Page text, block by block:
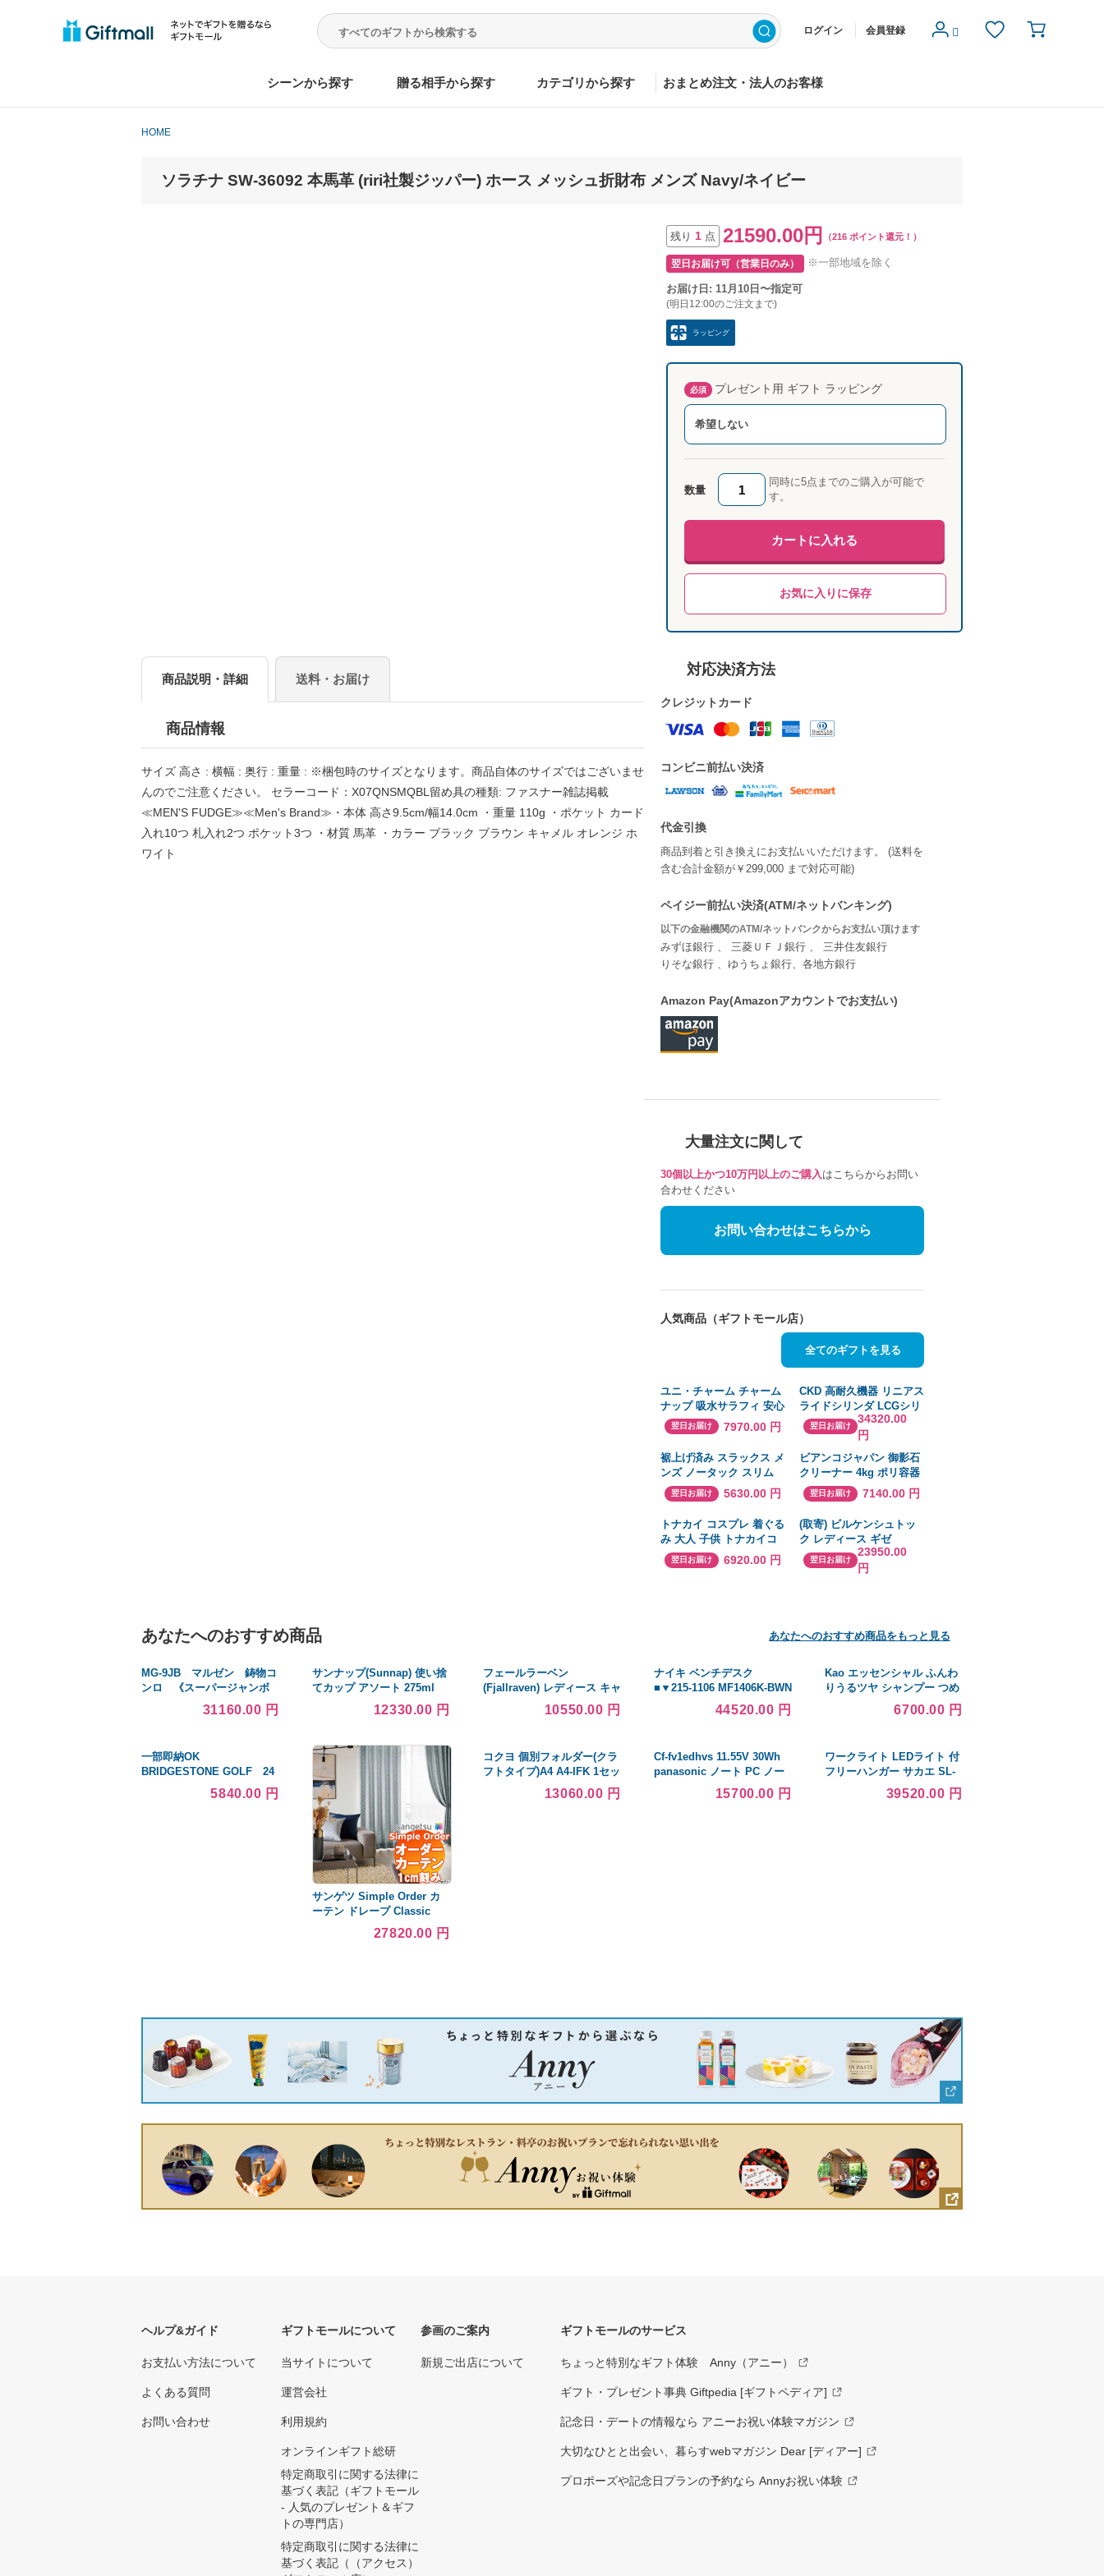
ログイン 会員登録
シーンから探す 贈る相手から探す カテゴリから探す おまとめ注文・法人のお客様
HOME
ソラチナ SW-36092 本馬革 (riri社製ジッパー) ホース メッシュ折財布 メンズ Navy/ネイビー
商品説明・詳細 送料・お届け
商品情報
サイズ 高さ : 横幅 : 奥行 : 重量 : ※梱包時のサイズとなります。商品自体のサイズではございませ
んのでご注意ください。 セラーコード：X07QNSMQBL留め具の種類: ファスナー雑誌掲載
≪MEN'S FUDGE≫≪Men's Brand≫・本体 高さ9.5cm/幅14.0cm ・重量 110g ・ポケット カード
入れ10つ 札入れ2つ ポケット3つ ・材質 馬革 ・カラー ブラック ブラウン キャメル オレンジ ホ
ワイト
残り 1 点 21590.00円 （216 ポイント還元！）
翌日お届け可（営業日のみ） ※一部地域を除く
お届け日: 11月10日〜指定可
(明日12:00のご注文まで)
ラッピング
必須 プレゼント用 ギフト ラッピング
希望しない
数量
同時に5点までのご購入が可能で
す。
カートに入れる
お気に入りに保存
対応決済方法
クレジットカード
コンビニ前払い決済
代金引換
商品到着と引き換えにお支払いいただけます。 (送料を
含む合計金額が￥299,000 まで対応可能)
ペイジー前払い決済(ATM/ネットバンキング)
以下の金融機関のATM/ネットバンクからお支払い頂けます
みずほ銀行 、 三菱ＵＦＪ銀行 、 三井住友銀行
りそな銀行 、ゆうちょ銀行、各地方銀行
Amazon Pay(Amazonアカウントでお支払い)
大量注文に関して
30個以上かつ10万円以上のご購入 はこちらからお問い
合わせください
お問い合わせはこちらから
人気商品（ギフトモール店）
全てのギフトを見る
ユニ・チャーム チャーム
ナップ 吸水サラフィ 安心
の少量用 44枚入
翌日お届け 7970.00 円
CKD 高耐久機器 リニアス
ライドシリンダ LCGシリ
ーズ HP LCG-16-30-
T3H3-D-A5-HP1
[A230101]
翌日お届け
34320.00
円
裾上げ済み スラックス メ
ンズ ノータック スリム
仕事 通勤 ロングパンツ
スラックス 黒 紺 無地 ロ
ーライズ ウォッシャブル
ビジネスパンツ ズボン
翌日お届け 5630.00 円
ビアンコジャパン 御影石
クリーナー 4kg ポリ容器
入り GS-101
翌日お届け 7140.00 円
トナカイ コスプレ 着ぐる
み 大人 子供 トナカイコ
ス トナカイコス クリスマ
ス衣装 鹿 カバーオール
翌日お届け 6920.00 円
(取寄) ビルケンシュトッ
ク レディース ギゼ
Birkenstock women
Birkenstock Gizeh
翌日お届け
23950.00
円
あなたへのおすすめ商品 あなたへのおすすめ商品をもっと見る
MG-9JB マルゼン 鋳物コ
ンロ 《スーパージャンボ
バーナー》 卓上用〈ジャ
ンボ〉 クリーブランド
31160.00 円
サンナップ(Sunnap) 使い捨
てカップ アソート 275ml
12330.00 円
フェールラーベン
(Fjallraven) レディース キャ
ップ 帽子 1960 Logo
Langtradarkeps
10550.00 円
ナイキ ベンチデスク
■▼215-1106 MF1406K-BWN
44520.00 円
Kao エッセンシャル ふんわ
りうるツヤ シャンプー つめ
かえ用 680ml ■▼683-7556
6700.00 円
一部即納OK
BRIDGESTONE GOLF 24
年春夏 B-03 半袖シャツ
AGM12A （無地ミニ鹿の
5840.00 円
サンゲツ Simple Order カ
ーテン ドレープ Classic
OP6670〜OP6673 お買い得
セットプラン SS仕様 約2倍
27820.00 円
コクヨ 個別フォルダー(クラ
フトタイプ)A4 A4-IFK 1セッ
13060.00 円
Cf-fv1edhvs 11.55V 30Wh
panasonic ノート PC ノー
トパソコン 純正 交換用バッ
15700.00 円
ワークライト LEDライト 付
フリーハンガー サカエ SL-
900 (61-9773-92)
39520.00 円
ヘルプ&ガイド
お支払い方法について
よくある質問
お問い合わせ
ギフトモールについて
当サイトについて
運営会社
利用規約
オンラインギフト総研
特定商取引に関する法律に
基づく表記（ギフトモール
- 人気のプレゼント＆ギフ
トの専門店）
特定商取引に関する法律に
基づく表記（（アクセス）
参画のご案内
新規ご出店について
ギフトモールのサービス
ちょっと特別なギフト体験 Anny（アニー）
ギフト・プレゼント事典 Giftpedia [ギフトペディア]
記念日・デートの情報なら アニーお祝い体験マガジン
大切なひとと出会い、暮らすwebマガジン Dear [ディアー]
プロポーズや記念日プランの予約なら Annyお祝い体験